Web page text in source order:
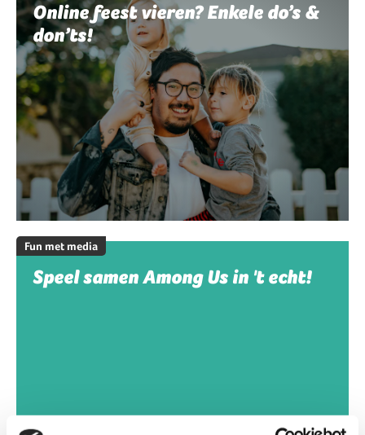
Online feest vieren? Enkele do’s &
don’ts!
Fun met media
Speel samen Among Us in 't echt!